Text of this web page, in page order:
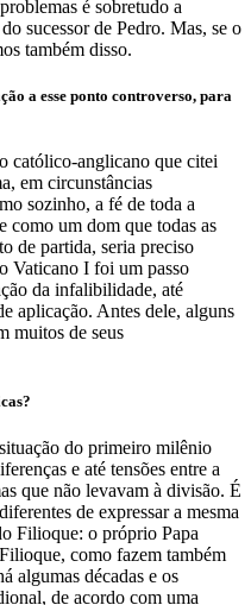
é sobretudo a
sucessor de Pedro. Mas, se o
também disso.
a esse ponto controverso, para
católico-anglicano que citei
em circunstâncias
sozinho, a fé de toda a
como um dom que todas as
de partida, seria preciso
Vaticano I foi um passo
da infalibilidade, até
aplicação. Antes dele, alguns
muitos de seus
do primeiro milênio
e até tensões entre a
que não levavam à divisão. É
de expressar a mesma
Filioque: o próprio Papa
como fazem também
algumas décadas e os
de acordo com uma